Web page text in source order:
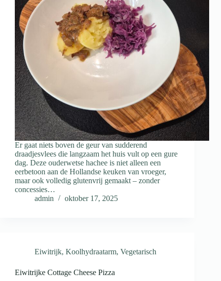
Er gaat niets boven de geur van sudderend
draadjesvlees die langzaam het huis vult op een gure
dag. Deze ouderwetse hachee is niet alleen een
eerbetoon aan de Hollandse keuken van vroeger,
maar ook volledig glutenvrij gemaakt – zonder
concessies…
admin
oktober 17, 2025
Eiwitrijk, Koolhydraatarm, Vegetarisch
Eiwitrijke Cottage Cheese Pizza